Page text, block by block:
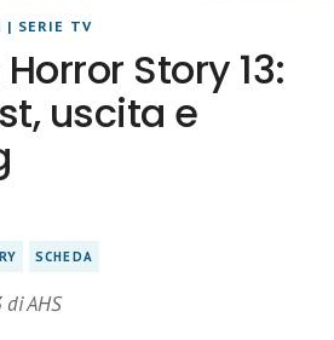
| SERIE TV
Story 13:
uscita e
SCHEDA
AHS